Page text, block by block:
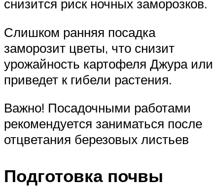
снизится риск ночных заморозков.
Слишком ранняя посадка
заморозит цветы, что снизит
урожайность картофеля Джура или
приведет к гибели растения.
Важно! Посадочными работами
рекомендуется заниматься после
отцветания березовых листьев
Подготовка почвы